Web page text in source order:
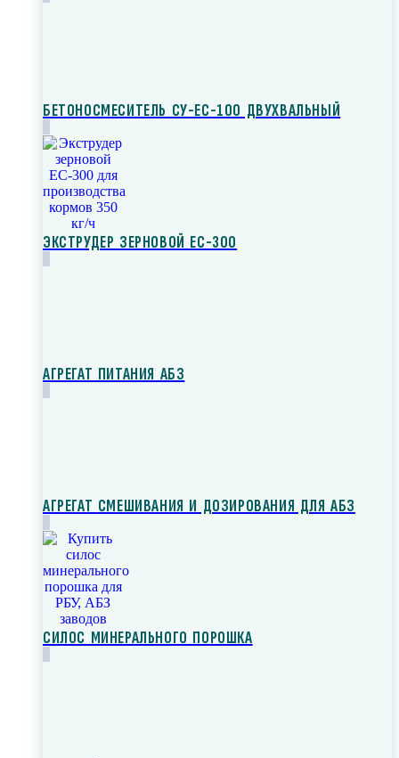
БЕТОНОСМЕСИТЕЛЬ СУ-ЕС-100 ДВУХВАЛЬНЫЙ
ЭКСТРУДЕР ЗЕРНОВОЙ ЕС-300
АГРЕГАТ ПИТАНИЯ АБЗ
АГРЕГАТ СМЕШИВАНИЯ И ДОЗИРОВАНИЯ ДЛЯ АБЗ
СИЛОС МИНЕРАЛЬНОГО ПОРОШКА